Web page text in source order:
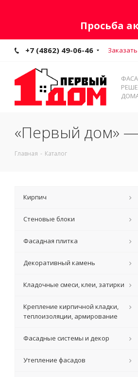
Просьба
+7 (4862) 49-06-46
«Первый дом» —
Главная - Каталог
Кирпич
Стеновые блоки
Фасадная плитка
Декоративный камень
Кладочные смеси, клеи, затирки
Крепление кирпичной кладки,
теплоизоляции, армирование
Фасадные системы и декор
Утепление фасадов